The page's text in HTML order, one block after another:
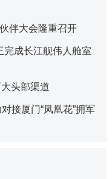
伴大会隆重召开
完成长江舰伟人舱室
头部渠道
接厦门“凤凰花”拥军